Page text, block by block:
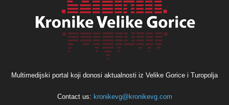
Multimedijski portal koji donosi aktualnosti iz Velike Gorice i Turopolja
Contact us: kronikevg@kronikevg.com